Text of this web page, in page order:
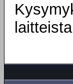
laitteista